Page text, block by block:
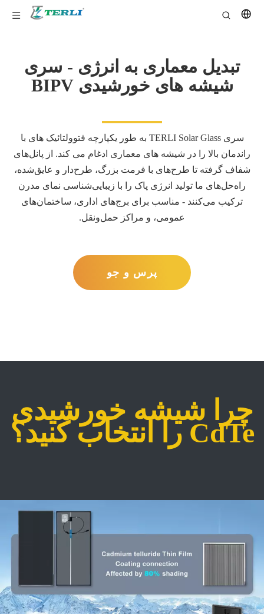
تبدیل معماری به انرژی - سری
شیشه های خورشیدی BIPV
سری TERLI Solar Glass به طور یکپارچه فتوولتائیک های با
راندمان بالا را در شیشه های معماری ادغام می کند. از پانل‌های
شفاف گرفته تا طرح‌های با فرمت بزرگ، طرح‌دار و عایق‌شده،
راه‌حل‌های ما تولید انرژی پاک را با زیبایی‌شناسی نمای مدرن
ترکیب می‌کنند - مناسب برای برج‌های اداری، ساختمان‌های
عمومی، و مراکز حمل‌ونقل.
پرس و جو
چرا شیشه خورشیدی
CdTe را انتخاب کنید؟